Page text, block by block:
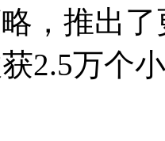
，推出
2.5万个